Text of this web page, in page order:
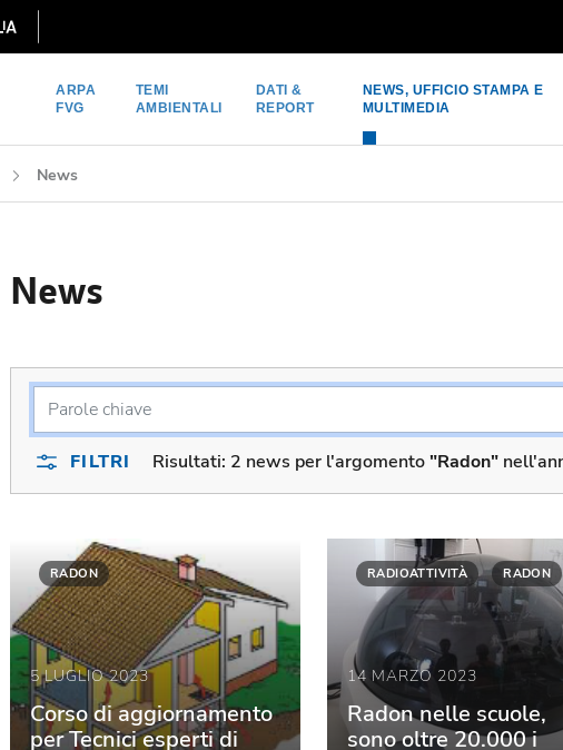
ARPA
FVG
TEMI
AMBIENTALI
DATI &
REPORT
NEWS, UFFICIO STAMPA E
MULTIMEDIA
News
News
FILTRI Risultati: 2 news per l'argomento"Radon"
RADON
5 LUGLIO 2023
Corso di aggiornamento
per Tecnici esperti di
RADIOATTIVITÀ RADON
14 MARZO 2023
Radon nelle scuole,
sono oltre 20.000 i